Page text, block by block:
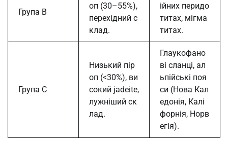
Група B
оп (30–55%),
перехідний с
клад.
ійних перидо
титах, мігма
титах.
Група C
Низький пір
оп (<30%), ви
сокий jadeite,
лужніший ск
лад.
Глаукофано
ві сланці, ал
ьпійські поя
си (Нова Кал
едонія, Калі
форнія, Норв
егія).